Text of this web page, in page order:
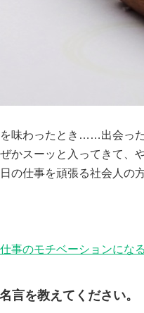
味わったとき……出会っ
かスーッと入ってきて、
の仕事を頑張る社会人の
事のモチベーションにな
言を教えてください。